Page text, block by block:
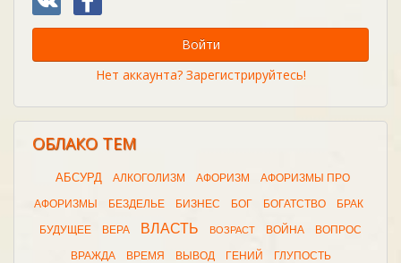
Войти
Нет аккаунта? Зарегистрируйтесь!
ОБЛАКО ТЕМ
АБСУРД АЛКОГОЛИЗМ АФОРИЗМ АФОРИЗМЫ ПРО
АФОРИЗМЫ БЕЗДЕЛЬЕ БИЗНЕС БОГ БОГАТСТВО БРАК
БУДУЩЕЕ ВЕРА ВЛАСТЬ ВОЗРАСТ ВОЙНА ВОПРОС
ВРАЖДА ВРЕМЯ ВЫВОД ГЕНИЙ ГЛУПОСТЬ